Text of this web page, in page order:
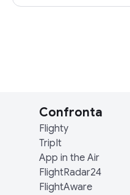
Confronta
Flighty
TripIt
App in the Air
FlightRadar24
FlightAware